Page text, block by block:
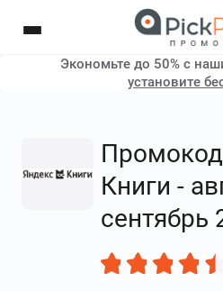
Экономьте до 50% с
установите
Книги -
сентябрь